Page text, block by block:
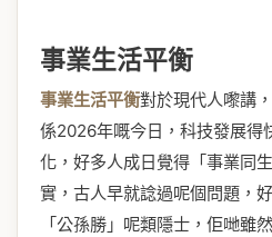
事業生活平衡
事業生活平衡對於現代人嚟講
係2026年嘅今日，科技發展得
化，好多人成日覺得「事業同
實，古人早就諗過呢個問題，
「公孫勝」呢類隱士，佢哋雖